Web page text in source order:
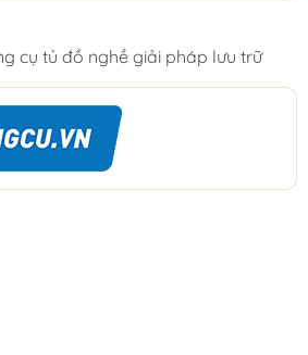
cụ tủ đồ nghề giải pháp lưu trữ